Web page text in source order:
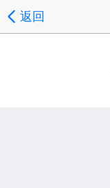
返回